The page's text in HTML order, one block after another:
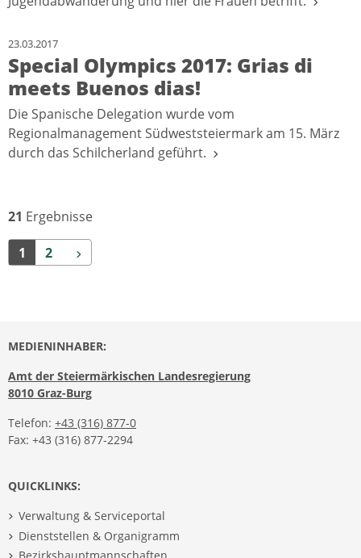
23.03.2017
Special Olympics 2017: Grias di
meets Buenos dias!
Die Spanische Delegation wurde vom
Regionalmanagement Südweststeiermark am 15. März
durch das Schilcherland geführt.
21 Ergebnisse
1 2 Weiter
MEDIENINHABER:
Amt der Steiermärkischen Landesregierung
8010 Graz-Burg
Telefon: +43 (316) 877-0
Fax: +43 (316) 877-2294
QUICKLINKS:
Verwaltung & Serviceportal
Dienststellen & Organigramm
Bezirkshauptmannschaften